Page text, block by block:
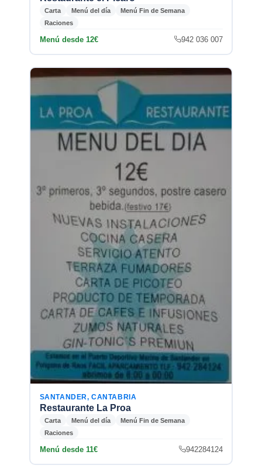
Carta Menú del día
Menú Fin de Semana
Raciones
Menú desde 12€ 942 036 007
SANTANDER, CANTABRIA
Restaurante La Proa
Carta Menú del día
Menú Fin de Semana
Raciones
Menú desde 11€ 942284124